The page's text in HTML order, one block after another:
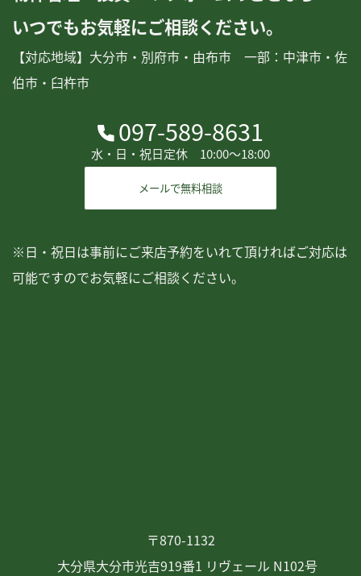
いつでもお気軽にご相談ください。
【対応地域】大分市・別府市・由布市 一部：中津市・佐
伯市・臼杵市
097-589-8631
水・日・祝日定休 10:00〜18:00
メールで無料相談
※日・祝日は事前にご来店予約をいれて頂ければご対応は
可能ですのでお気軽にご相談ください。
〒870-1132
大分県大分市光吉919番1 リヴェール N102号